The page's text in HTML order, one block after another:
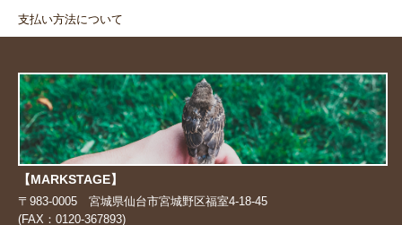
支払い方法について
【MARKSTAGE】
〒983-0005 宮城県仙台市宮城野区福室4-18-45
(FAX：0120-367893)